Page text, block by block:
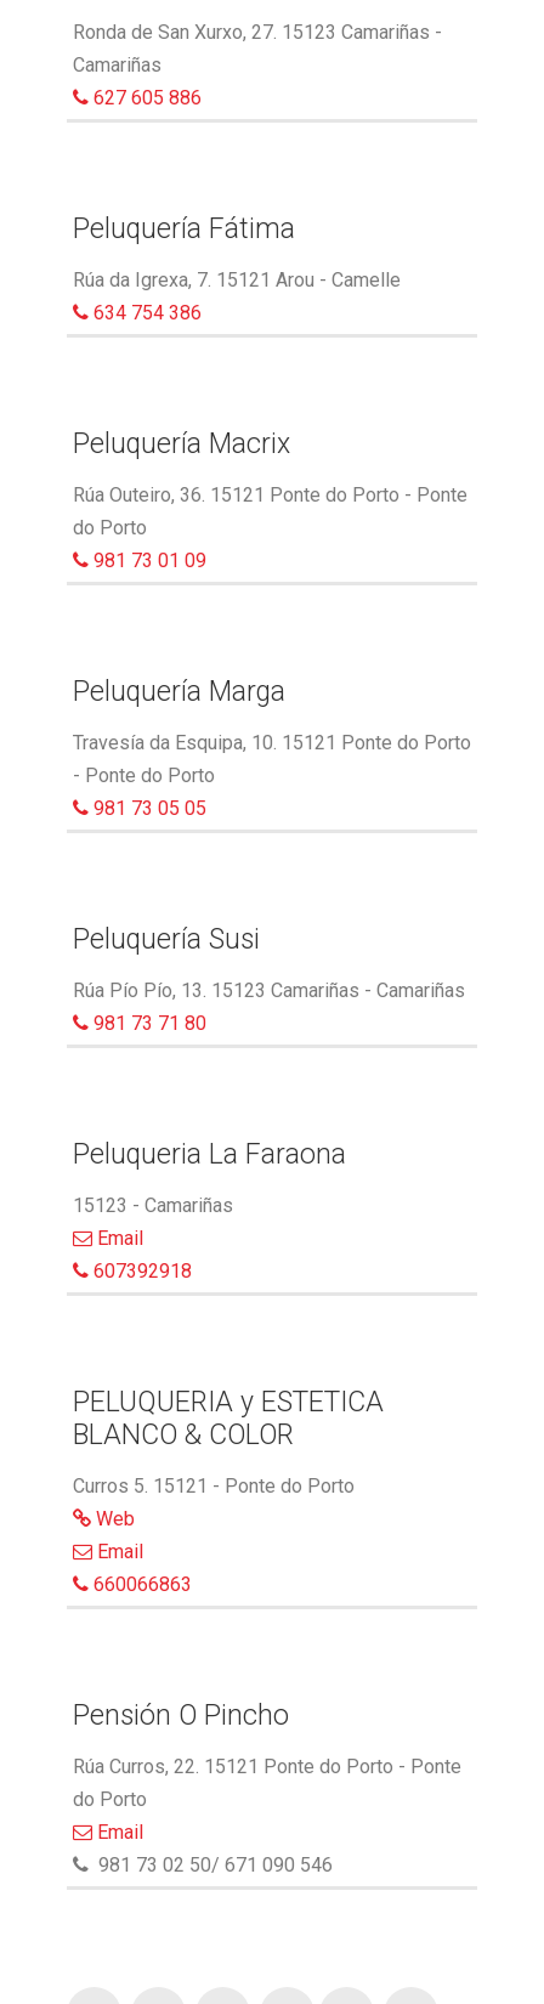
Ronda de San Xurxo, 27. 15123 Camariñas -
Camariñas
627 605 886
Peluquería Fátima
Rúa da Igrexa, 7. 15121 Arou - Camelle
634 754 386
Peluquería Macrix
Rúa Outeiro, 36. 15121 Ponte do Porto - Ponte
do Porto
981 73 01 09
Peluquería Marga
Travesía da Esquipa, 10. 15121 Ponte do Porto
- Ponte do Porto
981 73 05 05
Peluquería Susi
Rúa Pío Pío, 13. 15123 Camariñas - Camariñas
981 73 71 80
Peluqueria La Faraona
15123 - Camariñas
Email
607392918
PELUQUERIA y ESTETICA
BLANCO & COLOR
Curros 5. 15121 - Ponte do Porto
Web
Email
660066863
Pensión O Pincho
Rúa Curros, 22. 15121 Ponte do Porto - Ponte
do Porto
Email
981 73 02 50/ 671 090 546